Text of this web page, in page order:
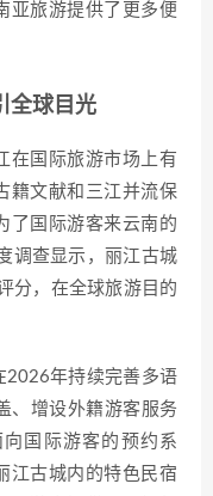
亚旅游提供了更多便
全球目光
在国际旅游市场上有
籍文献和三江并流保
了国际游客来云南的
调查显示，丽江古城
分，在全球旅游目的
2026年持续完善多语
、增设外籍游客服务
国际游客的预约系
江古城内的特色民宿